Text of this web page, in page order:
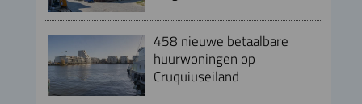
458 nieuwe betaalbare
huurwoningen op
Cruquiuseiland